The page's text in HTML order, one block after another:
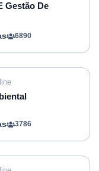
Gestão De
6890
3786